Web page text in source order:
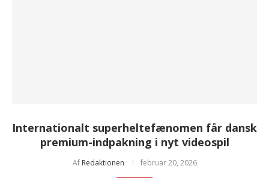
Internationalt superheltefænomen får dansk
premium-indpakning i nyt videospil
Af Redaktionen februar 20, 2026